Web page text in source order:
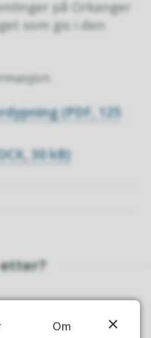
på Orkanger
som gis i den
(PDF, 125
30 kB)
Om